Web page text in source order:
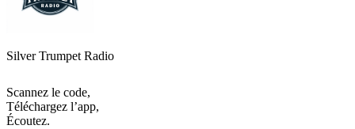
Silver Trumpet Radio
Scannez le code,
Téléchargez l’app,
Écoutez.